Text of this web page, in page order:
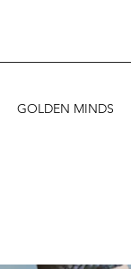
GOLDEN MINDS